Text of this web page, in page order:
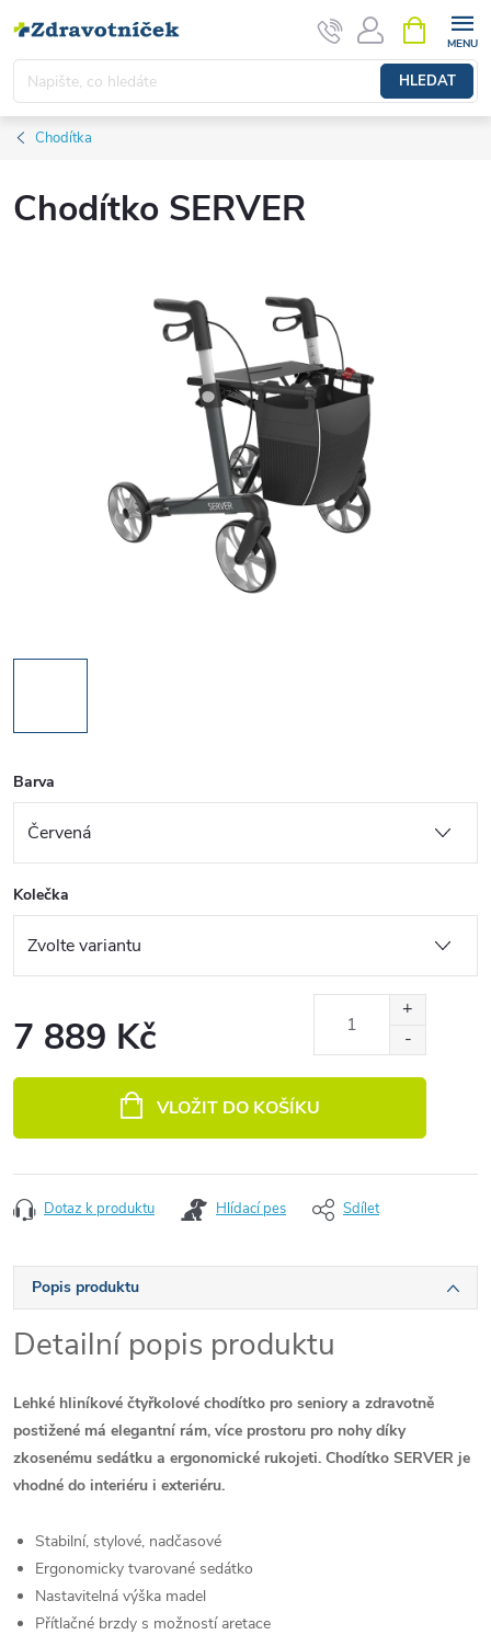
HLEDAT
Chodítka
Chodítko SERVER
Barva
Kolečka
7 889 Kč
VLOŽIT DO KOŠÍKU
Dotaz k produktu Hlídací pes Sdílet
Popis produktu
Detailní popis produktu
Lehké hliníkové čtyřkolové chodítko pro seniory a zdravotně
postižené má elegantní rám, více prostoru pro nohy díky
zkosenému sedátku a ergonomické rukojeti. Chodítko SERVER je
vhodné do interiéru i exteriéru.
Stabilní, stylové, nadčasové
Ergonomicky tvarované sedátko
Nastavitelná výška madel
Přítlačné brzdy s možností aretace